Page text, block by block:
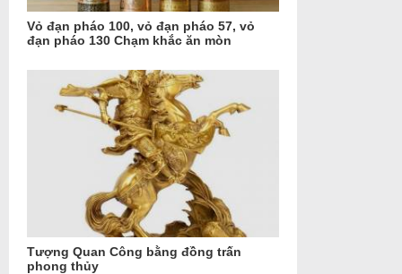
Vỏ đạn pháo 100, vỏ đạn pháo 57, vỏ
đạn pháo 130 Chạm khắc ăn mòn
Tượng Quan Công bằng đồng trấn
phong thủy